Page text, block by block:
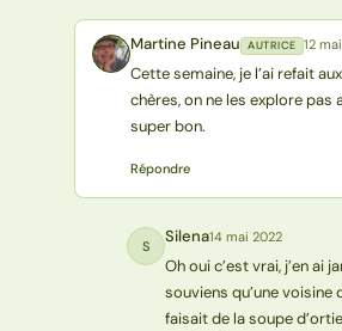
MP Martine Pineau AUTRICE 12
Cette semaine, je l’ai refait
chères, on ne les explore pas
super bon.
Répondre
S Silena14 mai 2022
Oh oui c’est vrai, j’en ai
souviens qu’une
faisait de la soupe